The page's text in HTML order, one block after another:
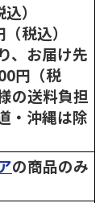
）
税込）
、お届け先
円（税
の送料負担
・沖縄は除
の商品のみ